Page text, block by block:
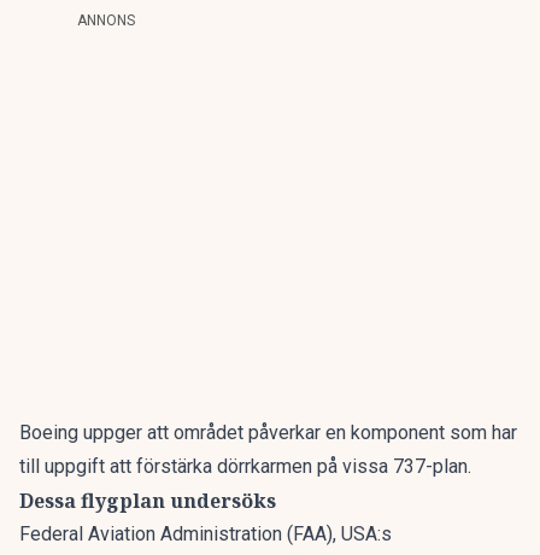
ANNONS
Boeing uppger att området påverkar en komponent som har
till uppgift att förstärka dörrkarmen på vissa 737-plan.
Dessa flygplan undersöks
Federal Aviation Administration (FAA), USA:s